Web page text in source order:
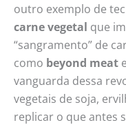
outro exemplo de
carne vegetal que
“sangramento” de
como beyond meat e
vanguarda dessa
vegetais de soja,
replicar o que antes